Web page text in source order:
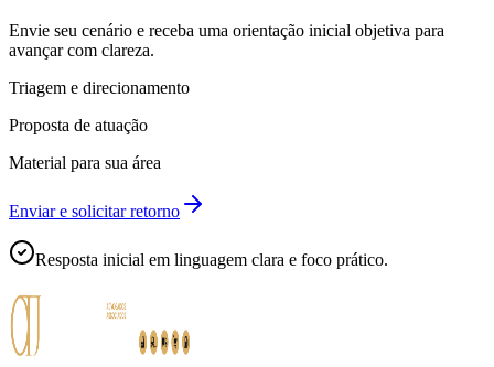
Envie seu cenário e receba uma orientação inicial objetiva para
avançar com clareza.
Triagem e direcionamento
Proposta de atuação
Material para sua área
Enviar e solicitar retorno
Resposta inicial em linguagem clara e foco prático.